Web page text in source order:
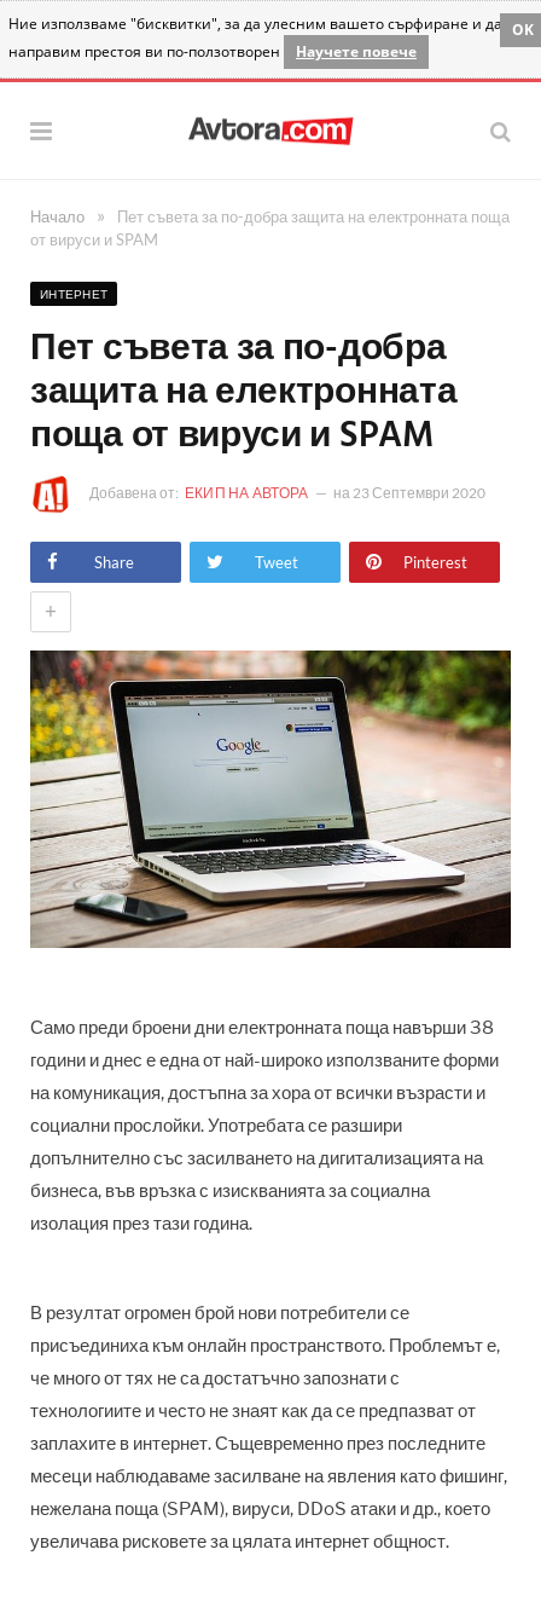
Ние използваме "бисквитки", за да улесним вашето сърфиране и да
направим престоя ви по-ползотворен
Научете повече
OK
Начало »
Пет съвета за по-добра защита на електронната поща
от вируси и SPAM
ИНТЕРНЕТ
Пет съвета за по-добра
защита на електронната
поща от вируси и SPAM
Добавена от: ЕКИП НА АВТОРА на 23 Септември 2020
Share Tweet Pinterest
+
Само преди броени дни електронната поща навърши 38
години и днес е една от най-широко използваните форми
на комуникация, достъпна за хора от всички възрасти и
социални прослойки. Употребата се разшири
допълнително със засилването на дигитализацията на
бизнеса, във връзка с изискванията за социална
изолация през тази година.
В резултат огромен брой нови потребители се
присъединиха към онлайн пространството. Проблемът е,
че много от тях не са достатъчно запознати с
технологиите и често не знаят как да се предпазват от
заплахите в интернет. Същевременно през последните
месеци наблюдаваме засилване на явления като фишинг,
нежелана поща (SPAM), вируси, DDoS атаки и др., което
увеличава рисковете за цялата интернет общност.